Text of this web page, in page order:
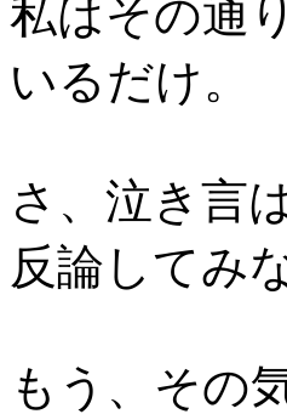
私はその
いるだけ。
さ、泣き言
反論してみ
もう、その